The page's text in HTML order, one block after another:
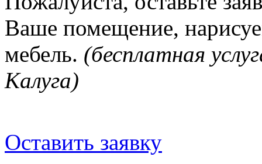
Ваше помещение,
мебель. (бесплатная
Калуга)
Оставить заявку